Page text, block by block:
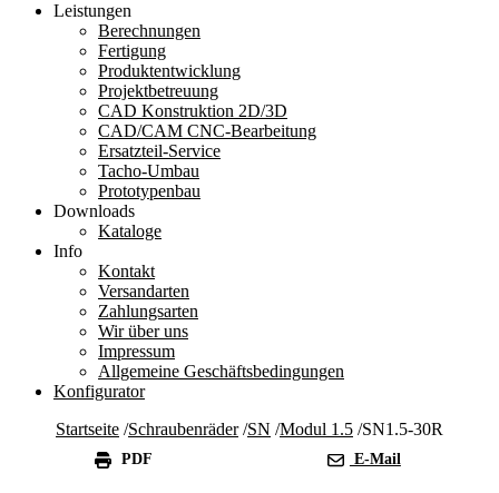
Leistungen
Berechnungen
Fertigung
Produktentwicklung
Projektbetreuung
CAD Konstruktion 2D/3D
CAD/CAM CNC-Bearbeitung
Ersatzteil-Service
Tacho-Umbau
Prototypenbau
Downloads
Kataloge
Info
Kontakt
Versandarten
Zahlungsarten
Wir über uns
Impressum
Allgemeine Geschäftsbedingungen
Konfigurator
Startseite /Schraubenräder/SN /Modul 1.5 /SN1.5-30R
PDF E-Mail